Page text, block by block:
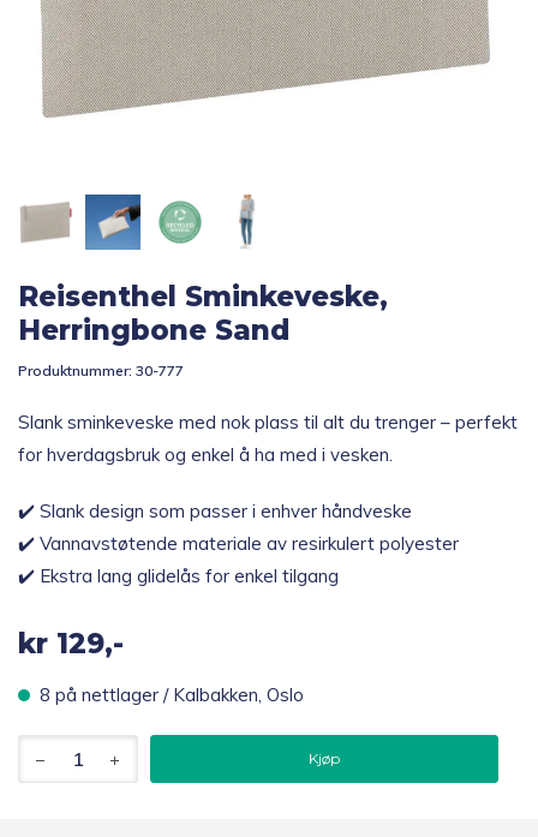
Topp 10
Gavetips
Reisenthel Sminkeveske,
Herringbone Sand
Produktnummer: 30-777
Slank sminkeveske med nok plass til alt du trenger – perfekt
for hverdagsbruk og enkel å ha med i vesken.
✔️ Slank design som passer i enhver håndveske
✔️ Vannavstøtende materiale av resirkulert polyester
✔️ Ekstra lang glidelås for enkel tilgang
kr 129,-
8 på nettlager / Kalbakken, Oslo
Sminkeveske,
Herringbone
Kjøp